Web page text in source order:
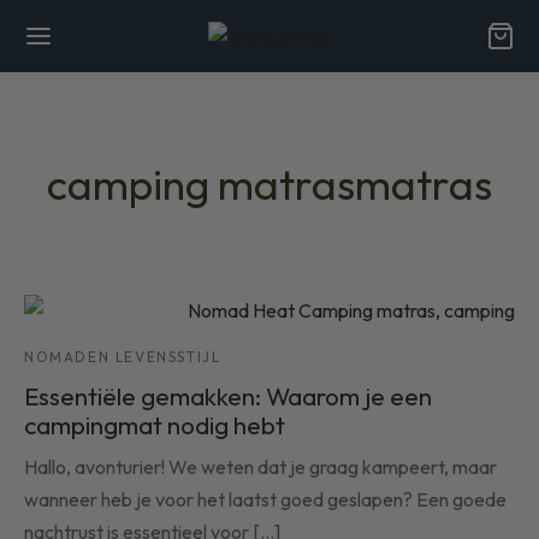
camping matrasmatras
NOMADEN LEVENSSTIJL
Essentiële gemakken: Waarom je een
campingmat nodig hebt
Hallo, avonturier! We weten dat je graag kampeert, maar
wanneer heb je voor het laatst goed geslapen? Een goede
nachtrust is essentieel voor [...]
van natuurlijke vezels